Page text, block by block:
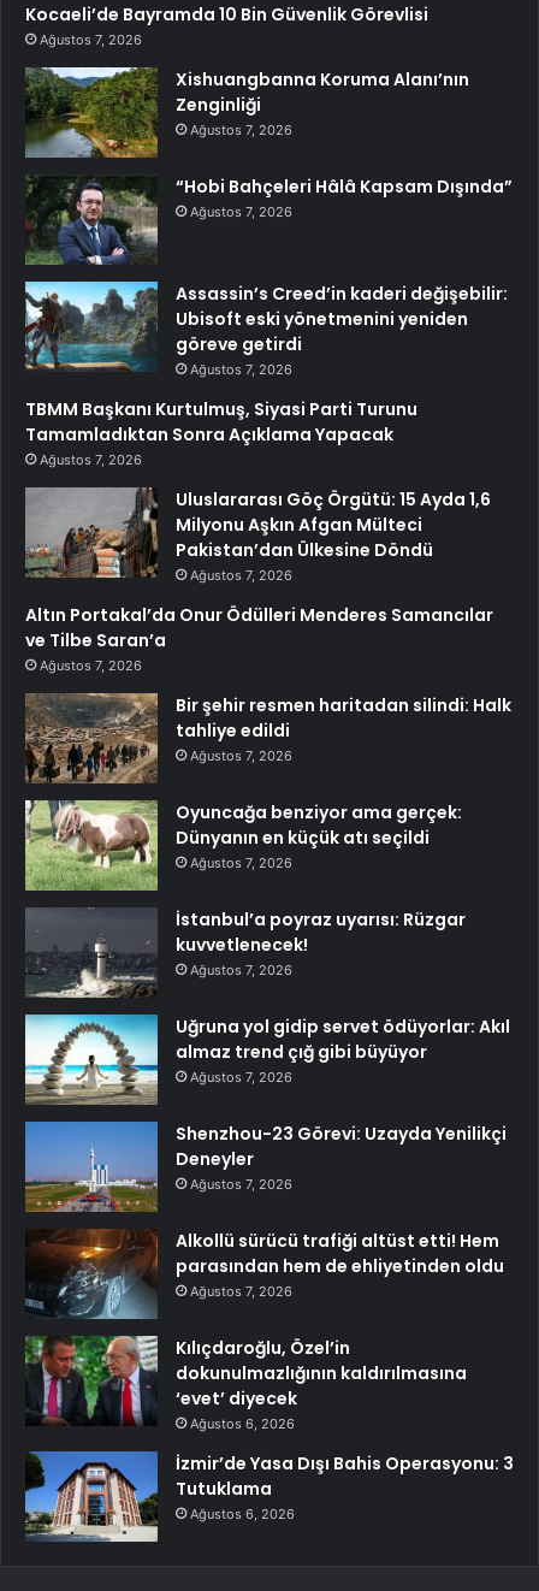
Kocaeli’de Bayramda 10 Bin Güvenlik Görevlisi
Ağustos 7, 2026
Xishuangbanna Koruma Alanı’nın
Zenginliği
Ağustos 7, 2026
“Hobi Bahçeleri Hâlâ Kapsam Dışında”
Ağustos 7, 2026
Assassin’s Creed’in kaderi değişebilir:
Ubisoft eski yönetmenini yeniden
göreve getirdi
Ağustos 7, 2026
TBMM Başkanı Kurtulmuş, Siyasi Parti Turunu
Tamamladıktan Sonra Açıklama Yapacak
Ağustos 7, 2026
Uluslararası Göç Örgütü: 15 Ayda 1,6
Milyonu Aşkın Afgan Mülteci
Pakistan’dan Ülkesine Döndü
Ağustos 7, 2026
Altın Portakal’da Onur Ödülleri Menderes Samancılar
ve Tilbe Saran’a
Ağustos 7, 2026
Bir şehir resmen haritadan silindi: Halk
tahliye edildi
Ağustos 7, 2026
Oyuncağa benziyor ama gerçek:
Dünyanın en küçük atı seçildi
Ağustos 7, 2026
İstanbul’a poyraz uyarısı: Rüzgar
kuvvetlenecek!
Ağustos 7, 2026
Uğruna yol gidip servet ödüyorlar: Akıl
almaz trend çığ gibi büyüyor
Ağustos 7, 2026
Shenzhou-23 Görevi: Uzayda Yenilikçi
Deneyler
Ağustos 7, 2026
Alkollü sürücü trafiği altüst etti! Hem
parasından hem de ehliyetinden oldu
Ağustos 7, 2026
Kılıçdaroğlu, Özel’in
dokunulmazlığının kaldırılmasına
‘evet’ diyecek
Ağustos 6, 2026
İzmir’de Yasa Dışı Bahis Operasyonu: 3
Tutuklama
Ağustos 6, 2026